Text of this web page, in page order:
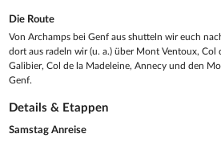
Die Route
Von Archamps bei Genf aus shutteln wir euch
dort aus radeln wir (u. a.) über Mont Ventoux, Col
Galibier, Col de la Madeleine, Annecy und den
Genf.
Details & Etappen
Samstag Anreise